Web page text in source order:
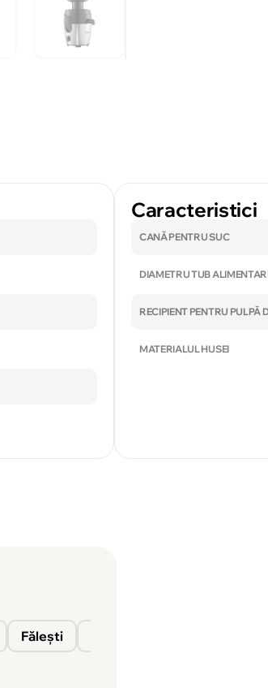
Caracteristici
CANĂ PENTRU SUC
DIAMETRU TUB
RECIPIENT PENTRU PULPĂ
MATERIALUL HUSEI
Fălești